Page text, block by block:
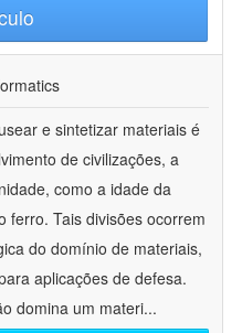
e sintetizar materiais é
de civilizações, a
como a idade da
ferro. Tais divisões ocorrem
do domínio de materiais,
aplicações de defesa.
domina um materi...